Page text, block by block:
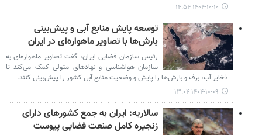
۱۴۰۴-۱۰-۱۰ ۱۴:۵۴
توسعه پایش منابع آبی و پیش‌بینی
بارش‌ها با تصاویر ماهواره‌ای در ایران
رئیس سازمان فضایی ایران، گفت تصاویر ماهواره‌ای به
سازمان هواشناسی و نهادهای متولی کمک می‌کند تا
ذخایر آب، برف و بارش‌ها را پایش و وضعیت منابع آبی کشور را پیش‌بینی کنند.
۱۴۰۴-۱۰-۰۹ ۱۳:۰۴
سالاریه: ایران به جمع کشورهای دارای
زنجیره کامل صنعت فضایی پیوست